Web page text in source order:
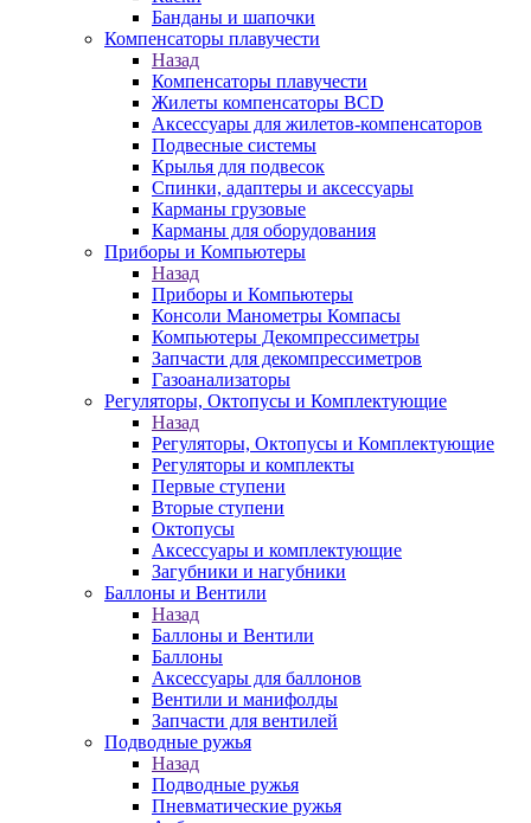
Банданы и шапочки
Компенсаторы плавучести
Назад
Компенсаторы плавучести
Жилеты компенсаторы BCD
Аксессуары для жилетов-компенсаторов
Подвесные системы
Крылья для подвесок
Спинки, адаптеры и аксессуары
Карманы грузовые
Карманы для оборудования
Приборы и Компьютеры
Назад
Приборы и Компьютеры
Консоли Манометры Компасы
Компьютеры Декомпрессиметры
Запчасти для декомпрессиметров
Газоанализаторы
Регуляторы, Октопусы и Комплектующие
Назад
Регуляторы, Октопусы и Комплектующие
Регуляторы и комплекты
Первые ступени
Вторые ступени
Октопусы
Аксессуары и комплектующие
Загубники и нагубники
Баллоны и Вентили
Назад
Баллоны и Вентили
Баллоны
Аксессуары для баллонов
Вентили и манифолды
Запчасти для вентилей
Подводные ружья
Назад
Подводные ружья
Пневматические ружья